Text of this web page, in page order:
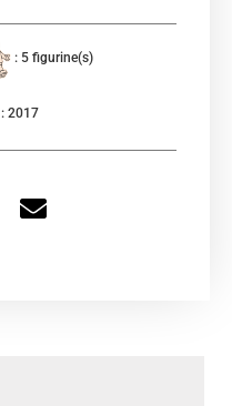
: 5 figurine(s)
: 2017